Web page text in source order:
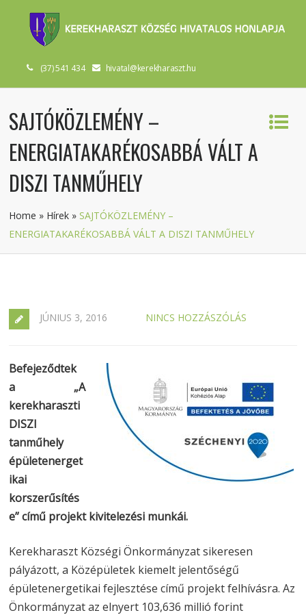
(37) 541 434 hivatal@kerekharaszt.hu
SAJTÓKÖZLEMÉNY –
ENERGIATAKARÉKOSABBÁ VÁLT A
DISZI TANMŰHELY
Home » Hírek » SAJTÓKÖZLEMÉNY –
ENERGIATAKARÉKOSABBÁ VÁLT A DISZI TANMŰHELY
JÚNIUS 3, 2016 NINCS HOZZÁSZÓLÁS
Befejeződtek
a „A
kerekharaszti
DISZI
tanműhely
épületenerget
ikai
korszerűsítés
e” című projekt kivitelezési munkái.
Kerekharaszt Községi Önkormányzat sikeresen
pályázott, a Középületek kiemelt jelentőségű
épületenergetikai fejlesztése című projekt felhívásra. Az
Önkormányzat az elnyert 103,636 millió forint